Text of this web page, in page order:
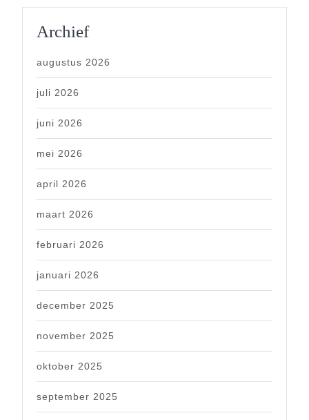
Archief
augustus 2026
juli 2026
juni 2026
mei 2026
april 2026
maart 2026
februari 2026
januari 2026
december 2025
november 2025
oktober 2025
september 2025